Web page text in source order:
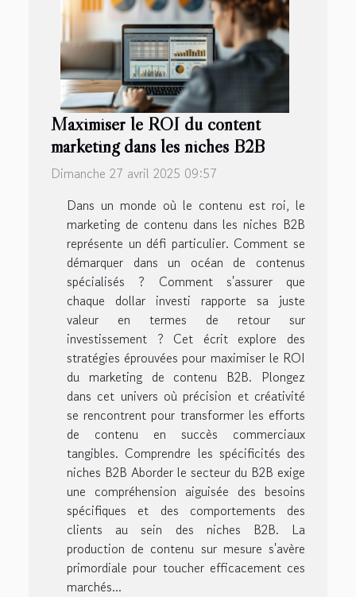
Maximiser le ROI du content
marketing dans les niches B2B
Dimanche 27 avril 2025 09:57
Dans un monde où le contenu est roi, le
marketing de contenu dans les niches B2B
représente un défi particulier. Comment se
démarquer dans un océan de contenus
spécialisés ? Comment s'assurer que
chaque dollar investi rapporte sa juste
valeur en termes de retour sur
investissement ? Cet écrit explore des
stratégies éprouvées pour maximiser le ROI
du marketing de contenu B2B. Plongez
dans cet univers où précision et créativité
se rencontrent pour transformer les efforts
de contenu en succès commerciaux
tangibles. Comprendre les spécificités des
niches B2B Aborder le secteur du B2B exige
une compréhension aiguisée des besoins
spécifiques et des comportements des
clients au sein des niches B2B. La
production de contenu sur mesure s'avère
primordiale pour toucher efficacement ces
marchés...